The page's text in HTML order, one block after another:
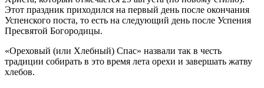
Этот праздник приходился на первый день после окончания
Успенского поста, то есть на следующий день после Успения
Пресвятой Богородицы.
«Ореховый (или Хлебный) Спас» назвали так в честь
традиции собирать в это время лета орехи и завершать жатву
хлебов.